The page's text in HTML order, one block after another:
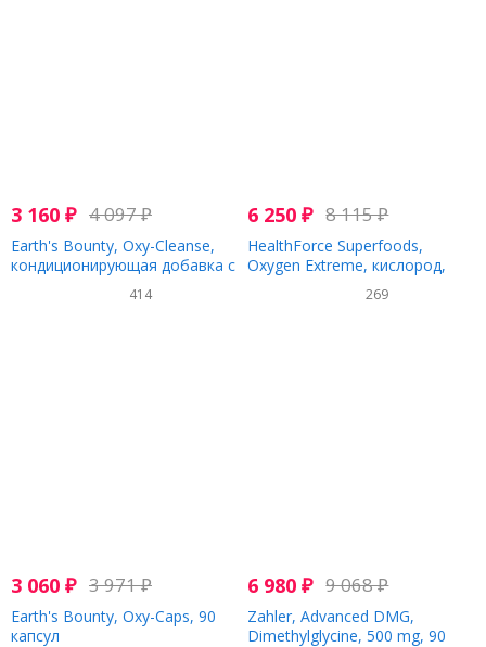
3 160 ₽ 4 097₽
Earth's Bounty, Oxy-Cleanse,
кондиционирующая добавка с
вегетарианских капсул
414
6 250₽ 8 115₽
HealthForce Superfoods,
Oxygen Extreme, кислород,
269
3 060 ₽ 3 971₽
Earth's Bounty, Oxy-Caps, 90
капсул
6 980₽ 9 068₽
Zahler, Advanced DMG,
Dimethylglycine, 500 mg, 90